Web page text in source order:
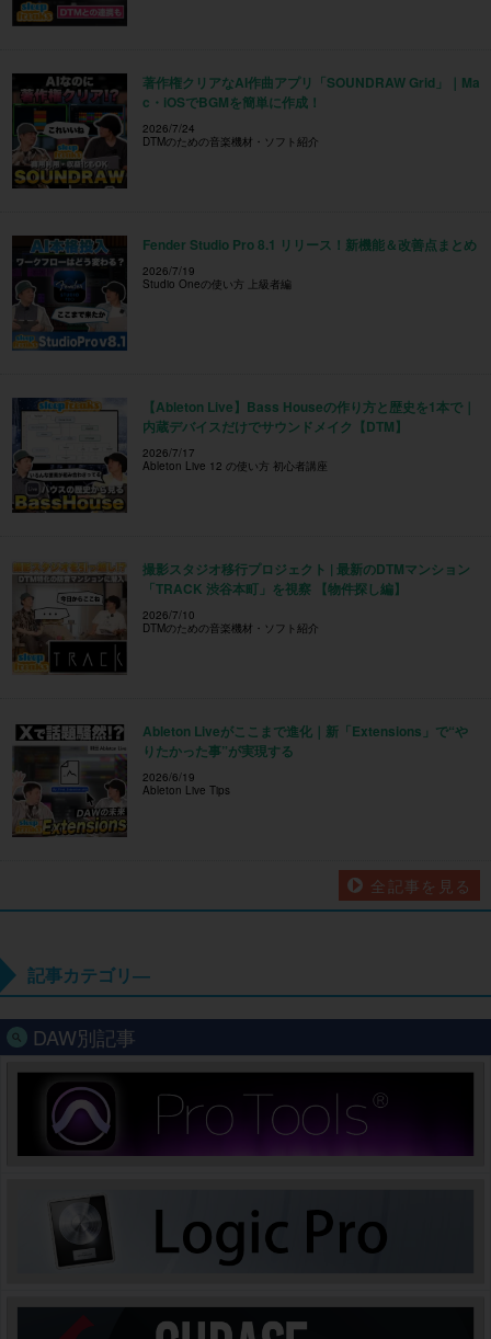
著作権クリアなAI作曲アプリ「SOUNDRAW Grid」｜Ma
c・iOSでBGMを簡単に作成！
2026/7/24
DTMのための音楽機材・ソフト紹介
Fender Studio Pro 8.1 リリース！新機能＆改善点まとめ
2026/7/19
Studio Oneの使い方 上級者編
【Ableton Live】Bass Houseの作り方と歴史を1本で｜
内蔵デバイスだけでサウンドメイク【DTM】
2026/7/17
Ableton Live 12 の使い方 初心者講座
撮影スタジオ移行プロジェクト | 最新のDTMマンション
「TRACK 渋谷本町」を視察 【物件探し編】
2026/7/10
DTMのための音楽機材・ソフト紹介
Ableton Liveがここまで進化｜新「Extensions」で“や
りたかった事”が実現する
2026/6/19
Ableton Live Tips
全記事を見る
記事カテゴリ―
DAW別記事